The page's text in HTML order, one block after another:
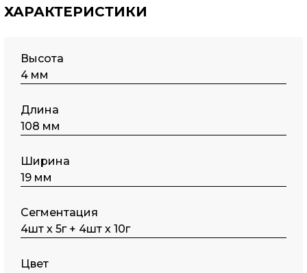
ХАРАКТЕРИСТИКИ
Высота
4 мм
Длина
108 мм
Ширина
19 мм
Сегментация
4шт х 5г + 4шт х 10г
Цвет